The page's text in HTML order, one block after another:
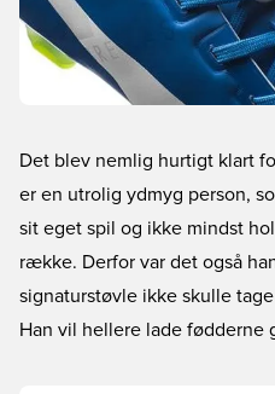
Det blev nemlig hurtigt klart
er en utrolig ydmyg person,
sit eget spil og ikke mindst
række. Derfor var det også
signaturstøvle ikke skulle
Han vil hellere lade fødderne